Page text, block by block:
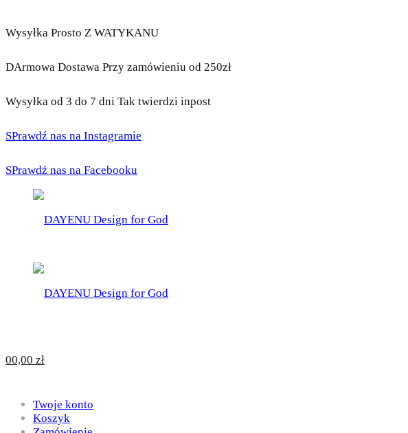
Wysyłka Prosto Z WATYKANU
DArmowa Dostawa Przy zamówieniu od 250zł
Wysyłka od 3 do 7 dni Tak twierdzi inpost
SPrawdź nas na Instagramie
SPrawdź nas na Facebooku
for
DAYENU
Design
00,00 zł
Twoje konto
Koszyk